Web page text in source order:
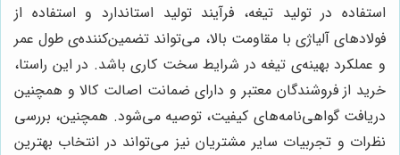
استفاده در تولید تیغه، فرآیند تولید استاندارد و استفاده از
فولادهای آلیاژی با مقاومت بالا، می‌تواند تضمین‌کننده‌ی طول عمر
و عملکرد بهینه‌ی تیغه در شرایط سخت کاری باشد. در این راستا،
خرید از فروشندگان معتبر و دارای ضمانت اصالت کالا و همچنین
دریافت گواهی‌نامه‌های کیفیت، توصیه می‌شود. همچنین، بررسی
نظرات و تجربیات سایر مشتریان نیز می‌تواند در انتخاب بهترین